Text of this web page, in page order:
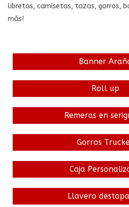
CONTACTO
libretas, camisetas, tazas, gorros,
más!
Banner
Roll up
Remeras en
Gorros
Caja
Llavero